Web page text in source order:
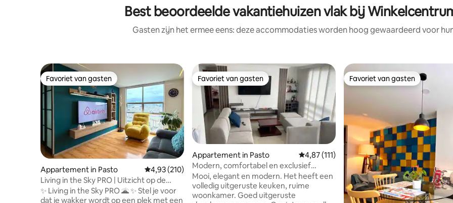
Best beoordeelde vakantiehuizen vlak bij
Gasten zijn het ermee eens: deze accommodaties worden hoog gewaardeerd voor
Favoriet van gasten
Favoriet van gasten
Appartement in Pasto Gemiddelde beoordeling van 4,93 uit 5, 210 recensies
4,93 (210)
Living in the Sky PRO | Uitzicht op de
vulkaan + parkeren
✨ Living in the Sky PRO 🌋 ✨ Stel je voor
dat je wakker wordt op een plek met een
Favoriet van gasten
Favoriet van gasten
Appartement in Pasto Gemiddelde beoordeling van 4,87 uit 5, 111
4,87 (111)
Modern, comfortabel en exclusief
appartement in Pasto
Mooi, elegant en modern. Het heeft een
volledig uitgeruste keuken, ruime
woonkamer. Goed uitgeruste
Favoriet van gasten
Favoriet van gasten